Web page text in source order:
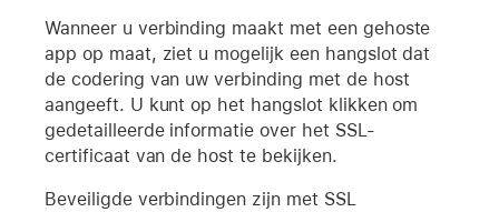
Wanneer u verbinding maakt met een gehoste
app op maat, ziet u mogelijk een hangslot dat
de codering van uw verbinding met de host
aangeeft. U kunt op het hangslot klikken om
gedetailleerde informatie over het SSL-
certificaat van de host te bekijken.
Beveiligde verbindingen zijn met SSL